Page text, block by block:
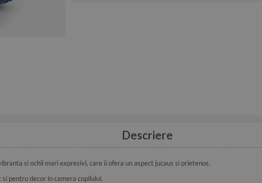
Descriere
si ochii mari expresivi, care ii ofera un aspect jucaus si prietenos.
pentru decor in camera copilului.